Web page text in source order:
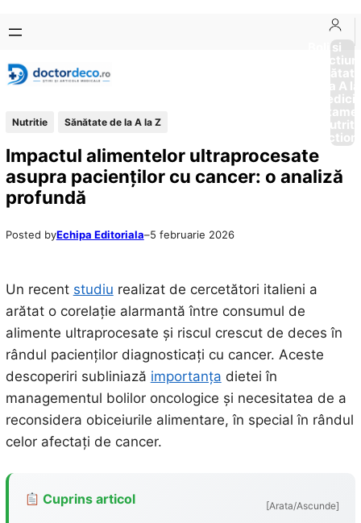
conținut
content
Boli si
Afectiuni
Sănătate
de la A
Nutritie Sănătate de la A la Z
Impactul alimentelor ultraprocesate
asupra pacienților cu cancer: o analiză
profundă
Posted byEchipa Editoriala–5 februarie 2026
Un recent studiu realizat de cercetători italieni a
arătat o corelație alarmantă între consumul de
alimente ultraprocesate și riscul crescut de deces în
rândul pacienților diagnosticați cu cancer. Aceste
descoperiri subliniază importanța dietei în
managementul bolilor oncologice și necesitatea de a
reconsidera obiceiurile alimentare, în special în rândul
celor afectați de cancer.
Cuprins articol [Arata/Ascunde]